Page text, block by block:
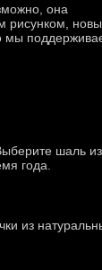
она
рисунком,
мы
шаль из
года.
из